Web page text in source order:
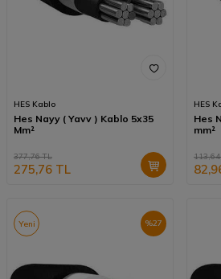
HES Kablo
Hes Nayy ( Yavv ) Kablo 5x35
Mm²
377,76TL
275,76 TL
HES
Hes
mm²
113,64
%27
Yeni